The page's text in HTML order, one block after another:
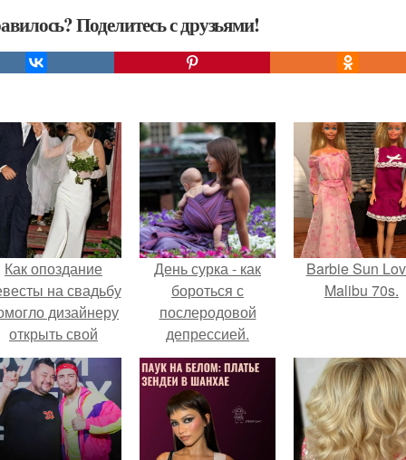
Поделитесь с друзьями!
Как опоздание
на свадьбу
дизайнеру
открыть свой
бренд.
День сурка - как
бороться с
послеродовой
депрессией.
Barbie Sun
Malibu 70s.